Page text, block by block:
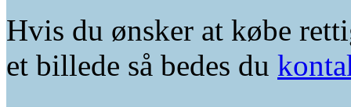
Hvis du ønsker at købe
et billede så bedes du